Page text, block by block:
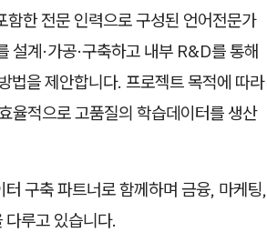
한 전문 인력으로 구성된 언어전문가
설계·가공·구축하고 내부 R&D를 통해
법을 제안합니다. 프로젝트 목적에 따라
율적으로 고품질의 학습데이터를 생산
구축 파트너로 함께하며 금융, 마케팅,
루고 있습니다.